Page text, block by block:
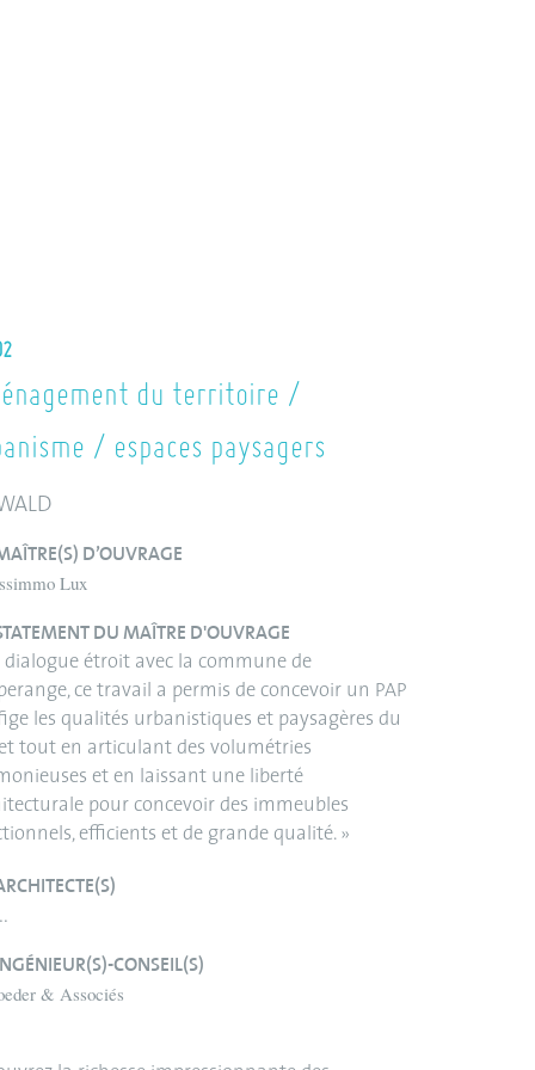
du territoire /
/ espaces paysagers
D’OUVRAGE
Lux
DU MAÎTRE D'OUVRAGE
dialogue étroit avec la commune de
ce travail a permis de concevoir un PAP
les qualités urbanistiques et paysagères du
tout en articulant des volumétries
et en laissant une liberté
pour concevoir des immeubles
efficients et de grande qualité. »
CONSEIL(S)
& Associés